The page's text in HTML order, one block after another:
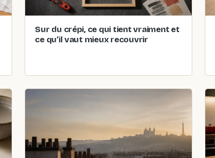
Sur du crépi, ce qui tient vraiment et
ce qu’il vaut mieux recouvrir